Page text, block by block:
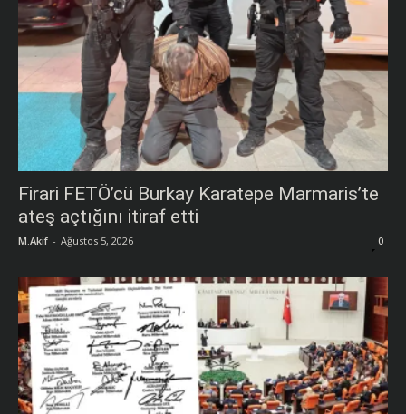
Firari FETÖ’cü Burkay Karatepe Marmaris’te
ateş açtığını itiraf etti
M.Akif - Ağustos 5, 2026 0